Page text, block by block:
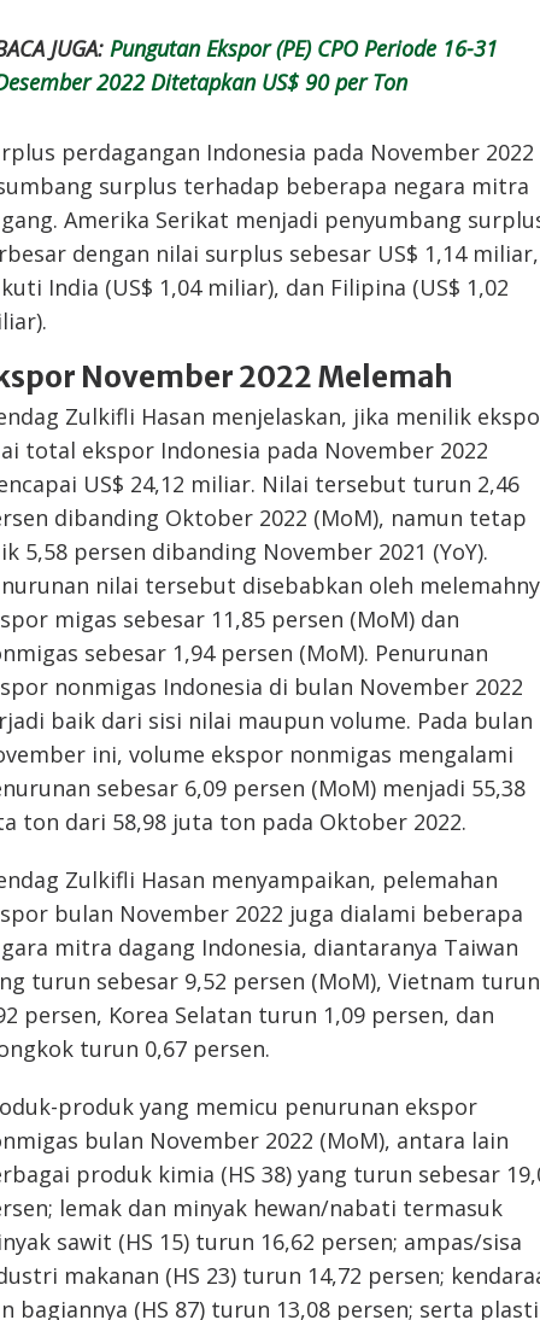
JUGA: Pungutan Ekspor (PE) CPO Periode 16-31
2022 Ditetapkan US$ 90 per Ton
perdagangan Indonesia pada November 2022
surplus terhadap beberapa negara mitra
Amerika Serikat menjadi penyumbang
dengan nilai surplus sebesar US$ 1,14 miliar,
India (US$ 1,04 miliar), dan Filipina (US$ 1,02
November 2022 Melemah
Zulkifli Hasan menjelaskan, jika menilik
total ekspor Indonesia pada November 2022
US$ 24,12 miliar. Nilai tersebut turun 2,46
dibanding Oktober 2022 (MoM), namun tetap
5,58 persen dibanding November 2021 (YoY).
nilai tersebut disebabkan oleh
migas sebesar 11,85 persen (MoM) dan
sebesar 1,94 persen (MoM). Penurunan
nonmigas Indonesia di bulan November 2022
baik dari sisi nilai maupun volume. Pada bulan
ini, volume ekspor nonmigas mengalami
sebesar 6,09 persen (MoM) menjadi 55,38
ton dari 58,98 juta ton pada Oktober 2022.
Zulkifli Hasan menyampaikan, pelemahan
bulan November 2022 juga dialami beberapa
mitra dagang Indonesia, diantaranya Taiwan
turun sebesar 9,52 persen (MoM), Vietnam turun
persen, Korea Selatan turun 1,09 persen, dan
turun 0,67 persen.
produk yang memicu penurunan ekspor
bulan November 2022 (MoM), antara lain
produk kimia (HS 38) yang turun sebesar
lemak dan minyak hewan/nabati termasuk
sawit (HS 15) turun 16,62 persen; ampas/sisa
makanan (HS 23) turun 14,72 persen;
bagiannya (HS 87) turun 13,08 persen; serta